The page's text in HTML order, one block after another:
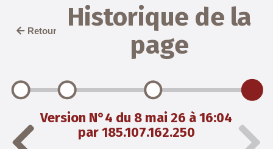
Retour
Historique de la
page
Version N°4 du 8 mai 26 à 16:04
par 185.107.162.250